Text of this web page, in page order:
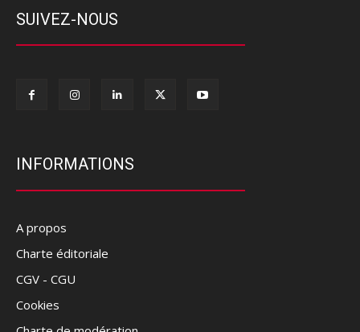
SUIVEZ-NOUS
INFORMATIONS
A propos
Charte éditoriale
CGV - CGU
Cookies